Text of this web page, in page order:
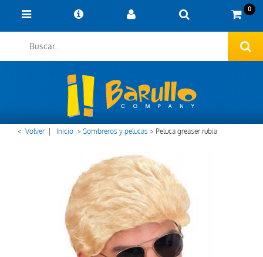
0
< Volver Inicio >Sombreros y pelucas > Peluca greaser rubia